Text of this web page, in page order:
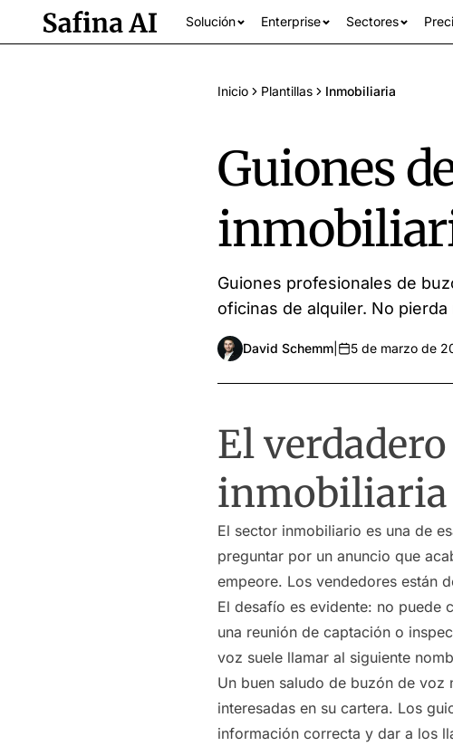
Solución Enterprise Sectores
Ver todos los sectores
Inicio Plantillas Inmobiliaria
Guiones
Guiones profesionales de
oficinas de alquiler. No
David Schemm 5 de marzo de
El
inmobiliaria
El sector inmobiliario es una de
preguntar por un anuncio que
empeore. Los vendedores están
El desafío es evidente: no puede
una reunión de captación o
voz suele llamar al siguiente
Un buen saludo de buzón de voz
interesadas en su cartera. Los
información correcta y dar a los